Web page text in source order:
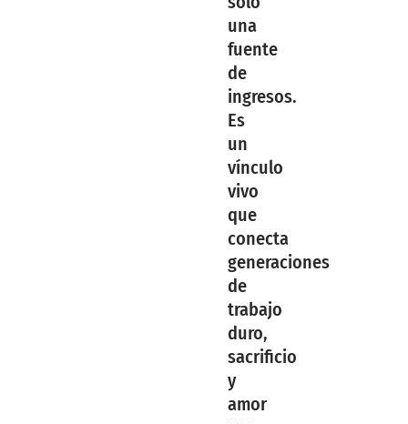
una
fuente
de
ingresos.
Es
un
vínculo
vivo
que
conecta
generaciones
de
trabajo
duro,
sacrificio
y
amor